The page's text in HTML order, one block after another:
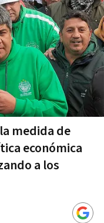
medida de
económica
a los